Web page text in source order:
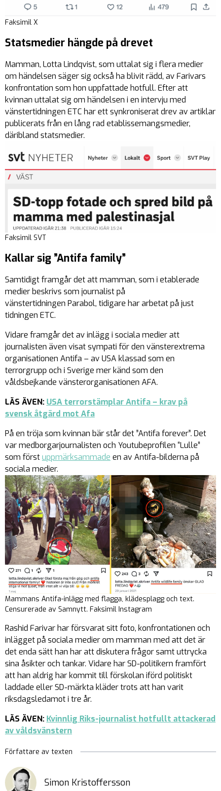
Faksimil X
Statsmedier hängde på drevet
Mamman, Lotta Lindqvist, som uttalat sig i flera medier
om händelsen säger sig också ha blivit rädd, av Farivars
konfrontation som hon uppfattade hotfull. Efter att
kvinnan uttalat sig om händelsen i en intervju med
vänstertidningen ETC har ett synkroniserat drev av artiklar
publicerats från en lång rad etablissemangsmedier,
däribland statsmedier.
Faksimil SVT
Kallar sig ”Antifa family”
Samtidigt framgår det att mamman, som i etablerade
medier beskrivs som journalist på
vänstertidningen Parabol, tidigare har arbetat på just
tidningen ETC.
Vidare framgår det av inlägg i sociala medier att
journalisten även visat sympati för den vänsterextrema
organisationen Antifa – av USA klassad som en
terrorgrupp och i Sverige mer känd som den
våldsbejkande vänsterorganisationen AFA.
LÄS ÄVEN: USA terrorstämplar Antifa – krav på
svensk åtgärd mot Afa
På en tröja som kvinnan bär står det ”Antifa forever”. Det
var medborgarjournalisten och Youtubeprofilen “Lulle”
som förstuppmärksammade en av Antifa-bilderna på
sociala medier.
Mammans Antifa-inlägg med flagga, klädesplagg och text.
Censurerade av Samnytt. Faksimil Instagram
Rashid Farivar har försvarat sitt foto, konfrontationen och
inlägget på sociala medier om mamman med att det är
det enda sätt han har att diskutera frågor samt uttrycka
sina åsikter och tankar. Vidare har SD-politikern framfört
att han aldrig har kommit till förskolan iförd politiskt
laddade eller SD-märkta kläder trots att han varit
riksdagsledamot i tre år.
LÄS ÄVEN: Kvinnlig Riks-journalist hotfullt attackerad
av våldsvänstern
Författare av texten
Simon Kristoffersson